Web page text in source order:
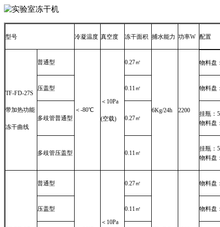
型号 冷凝温度 真空度 冻干面积 捕水能力 功率W 配置
TF-FD-27S
带加热功能
冻干曲线
普通型
＜-80℃
＜10Pa
(空载)
0.27㎡
6Kg/24h 2200
物料盘
压盖型 0.11㎡ 物料盘
多歧管普通型 0.27㎡
挂瓶：
物料盘
多歧管压盖型 0.11㎡
挂瓶：
物料盘
普通型
＜10Pa
0.27㎡ 物料盘
压盖型 0.11㎡ 物料盘